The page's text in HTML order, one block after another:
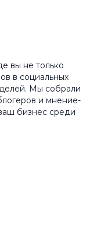
вы не только
в социальных
Мы собрали
и мнение-
бизнес среди